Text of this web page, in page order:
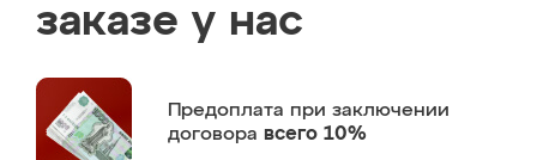
заказе у нас
Предоплата при заключении
договора всего 10%